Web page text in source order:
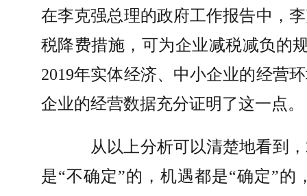
在李克强总理的政府工作报告中，
税降费措施，可为企业减税减负的
2019年实体经济、中小企业的经营
企业的经营数据充分证明了这一点。
从以上分析可以清楚地看到，
是“不确定”的，机遇都是“确定”的